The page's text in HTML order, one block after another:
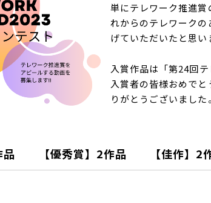
単にテレワーク推進
れからのテレワーク
げていただいたと思い
入賞作品は「第24回
入賞者の皆様おめで
りがとうございました。
作品 【優秀賞】2作品 【佳作】2